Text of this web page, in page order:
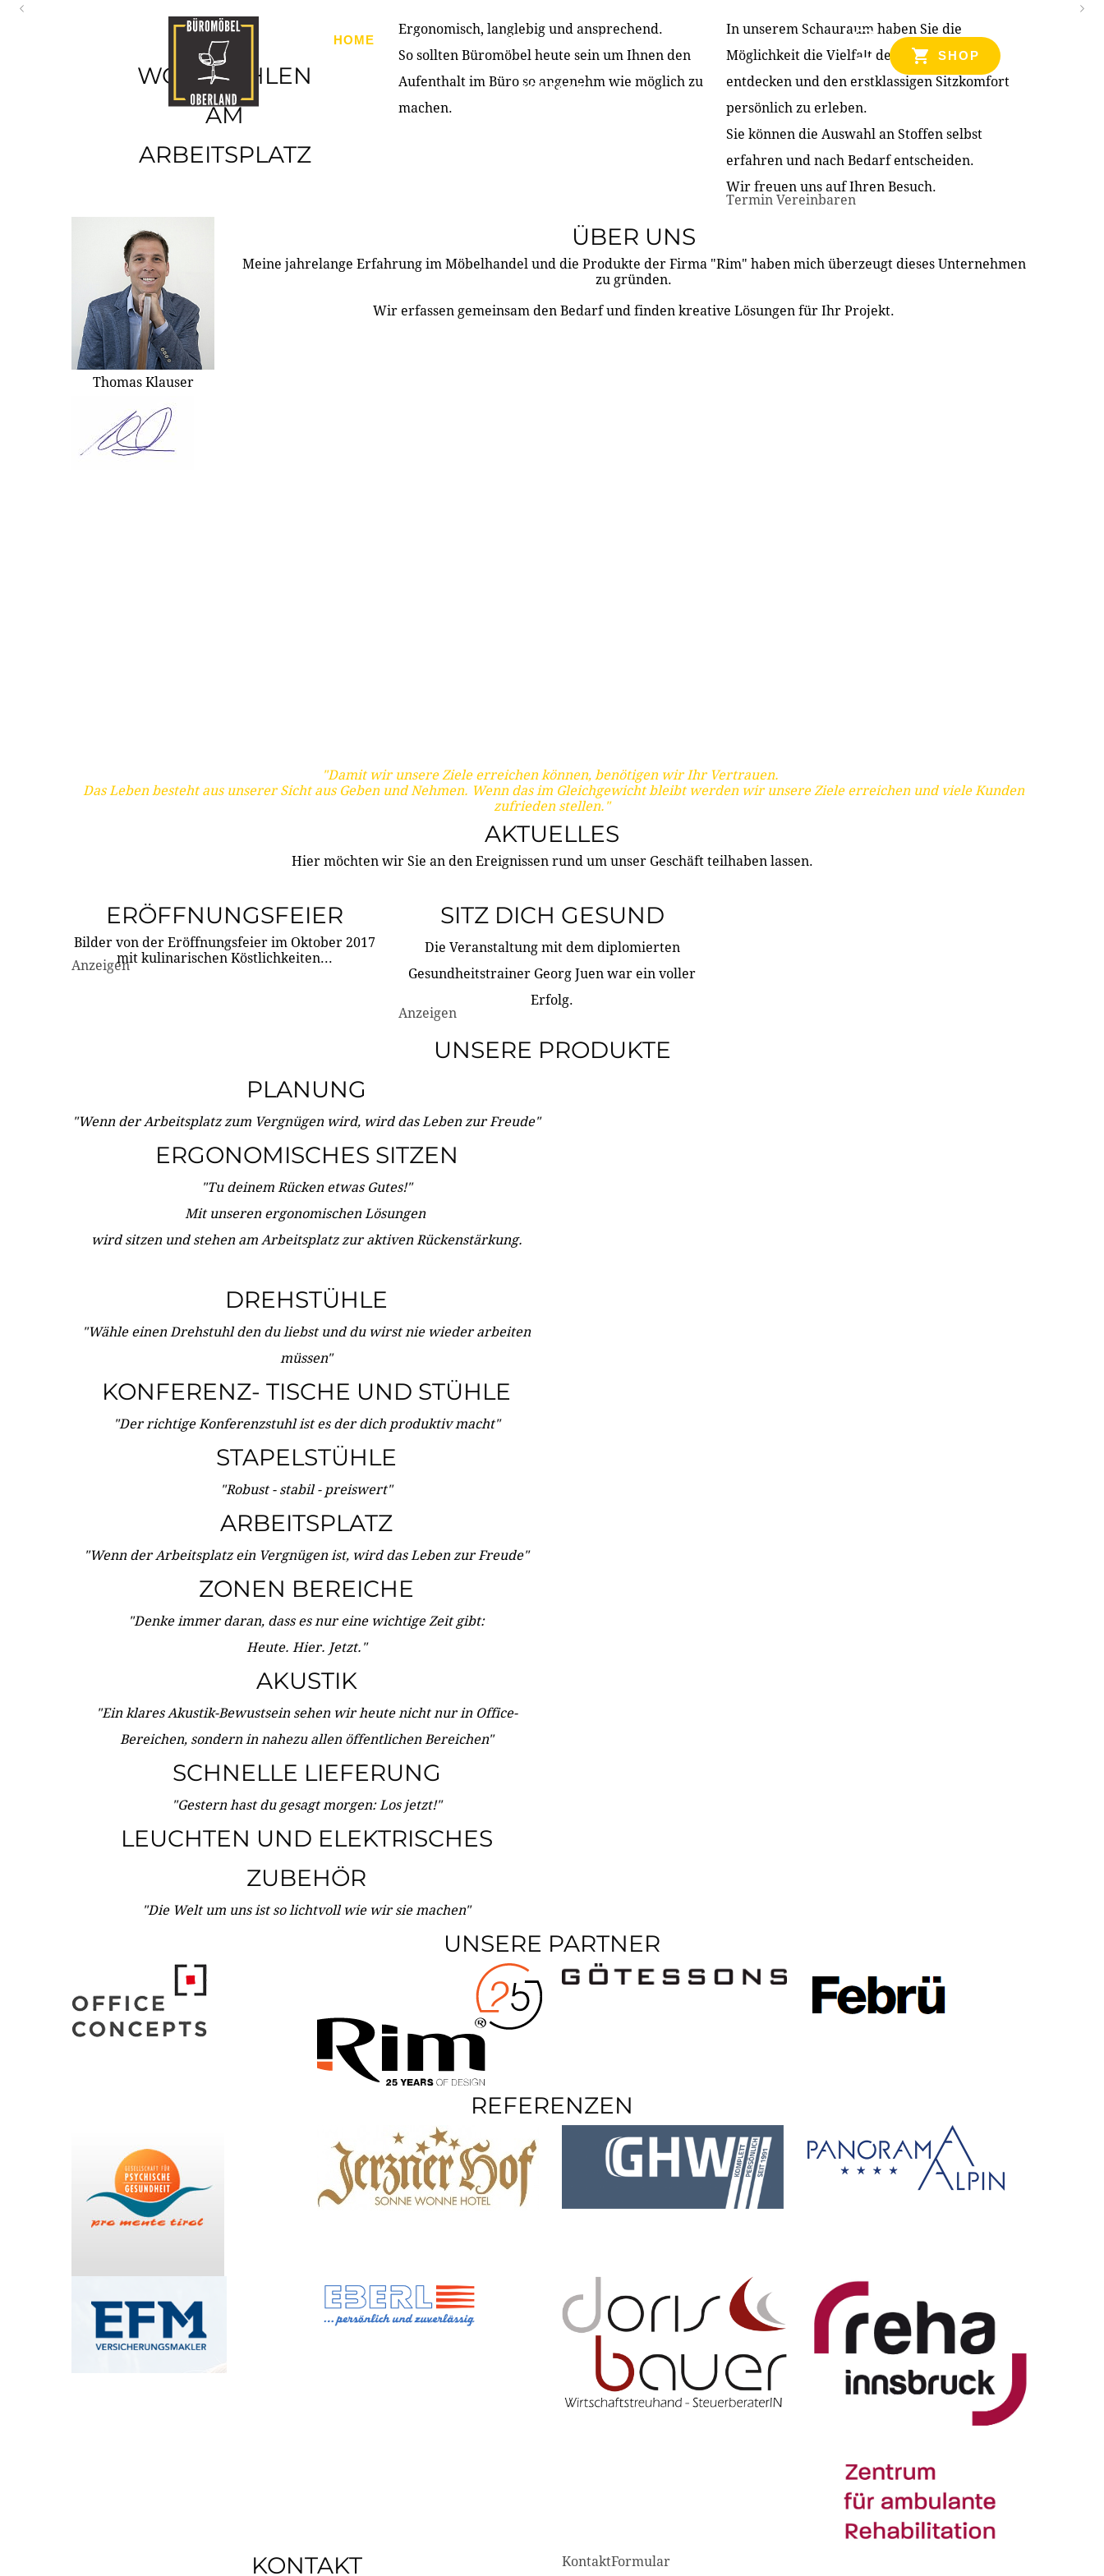
HOME PRODUKTE ÜBER UNS PARTNER & REFERENZEN
KONTAKT
SHOP
WOHLFÜHLEN
AM
ARBEITSPLATZ
Ergonomisch, langlebig und ansprechend.
So sollten Büromöbel heute sein um Ihnen den
Aufenthalt im Büro so angenehm wie möglich zu
machen.
In unserem Schauraum haben Sie die
Möglichkeit die Vielfalt der Produkte zu
entdecken und den erstklassigen Sitzkomfort
persönlich zu erleben.
Sie können die Auswahl an Stoffen selbst
erfahren und nach Bedarf entscheiden.
Wir freuen uns auf Ihren Besuch.
Termin Vereinbaren
Thomas Klauser
ÜBER UNS
Meine jahrelange Erfahrung im Möbelhandel und die Produkte der Firma "Rim" haben mich überzeugt dieses Unternehmen
zu gründen.
Wir erfassen gemeinsam den Bedarf und finden kreative Lösungen für Ihr Projekt.
"Damit wir unsere Ziele erreichen können, benötigen wir Ihr Vertrauen.
Das Leben besteht aus unserer Sicht aus Geben und Nehmen. Wenn das im Gleichgewicht bleibt werden wir unsere Ziele erreichen und viele Kunden
zufrieden stellen."
AKTUELLES
Hier möchten wir Sie an den Ereignissen rund um unser Geschäft teilhaben lassen.
ERÖFFNUNGSFEIER
Bilder von der Eröffnungsfeier im Oktober 2017
mit kulinarischen Köstlichkeiten...
Anzeigen
SITZ DICH GESUND
Die Veranstaltung mit dem diplomierten
Gesundheitstrainer Georg Juen war ein voller
Erfolg.
Anzeigen
UNSERE PRODUKTE
PLANUNG
"Wenn der Arbeitsplatz zum Vergnügen wird, wird das Leben zur Freude"
ERGONOMISCHES SITZEN
"Tu deinem Rücken etwas Gutes!"
Mit unseren ergonomischen Lösungen
wird sitzen und stehen am Arbeitsplatz zur aktiven Rückenstärkung.
DREHSTÜHLE
"Wähle einen Drehstuhl den du liebst und du wirst nie wieder arbeiten
müssen"
KONFERENZ- TISCHE UND STÜHLE
"Der richtige Konferenzstuhl ist es der dich produktiv macht"
STAPELSTÜHLE
"Robust - stabil - preiswert"
ARBEITSPLATZ
"Wenn der Arbeitsplatz ein Vergnügen ist, wird das Leben zur Freude"
ZONEN BEREICHE
"Denke immer daran, dass es nur eine wichtige Zeit gibt:
Heute. Hier. Jetzt."
AKUSTIK
"Ein klares Akustik-Bewustsein sehen wir heute nicht nur in Office-
Bereichen, sondern in nahezu allen öffentlichen Bereichen"
SCHNELLE LIEFERUNG
"Gestern hast du gesagt morgen: Los jetzt!"
LEUCHTEN UND ELEKTRISCHES
ZUBEHÖR
"Die Welt um uns ist so lichtvoll wie wir sie machen"
UNSERE PARTNER
REFERENZEN
KONTAKT KontaktFormular